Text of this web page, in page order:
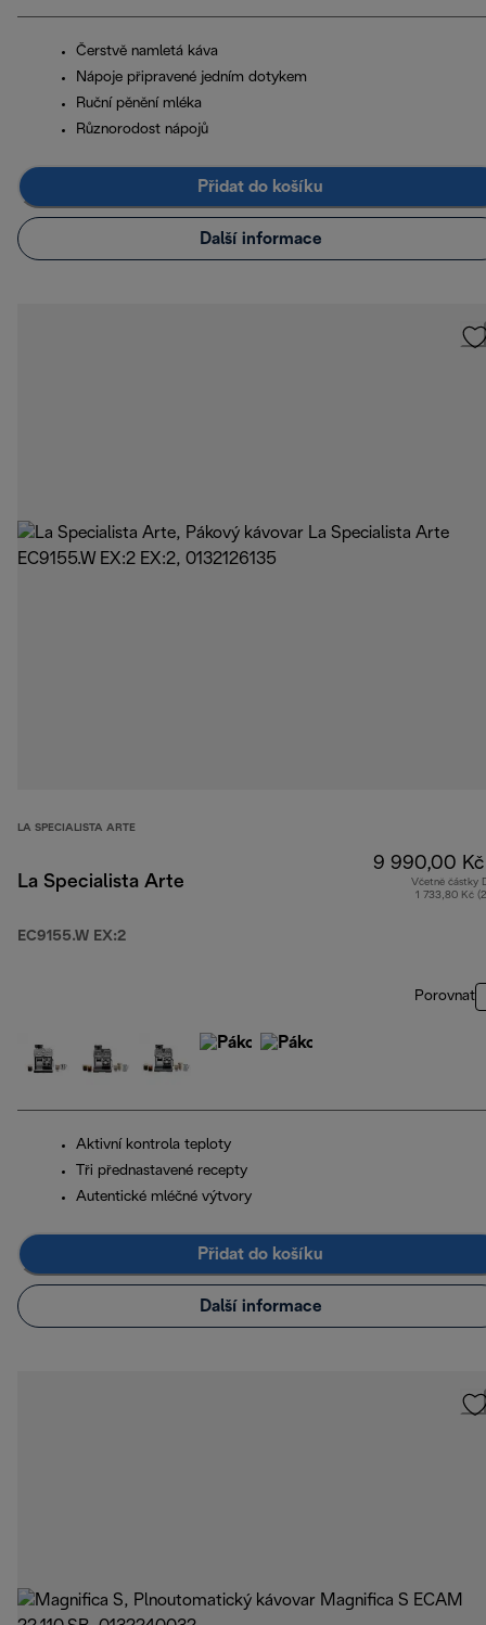
Čerstvě namletá káva
Nápoje připravené jedním dotykem
Ruční pěnění mléka
Různorodost nápojů
Přidat do košíku
Další informace
LA SPECIALISTA ARTE
La Specialista Arte
EC9155.W EX:2
9 990,00 Kč
Včetně částky
1 733,80 Kč
Porovnat
Aktivní kontrola teploty
Tři přednastavené recepty
Autentické mléčné výtvory
Přidat do košíku
Další informace